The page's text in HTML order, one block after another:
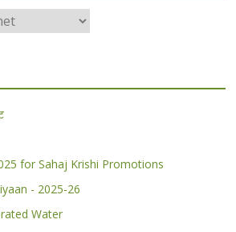
for Sahaj Krishi Promotions
- 2025-26
Water